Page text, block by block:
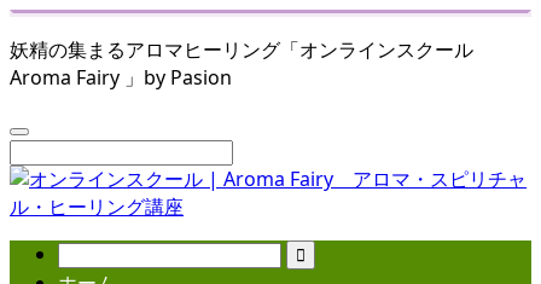
妖精の集まるアロマヒーリング「オンラインスクール
Aroma Fairy 」by Pasion